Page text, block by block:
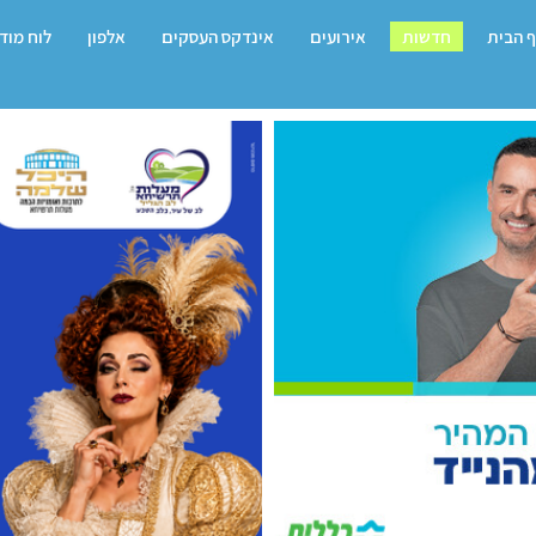
הבית חדשות אירועים אינדקס העסקים אלפון לוח